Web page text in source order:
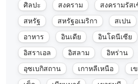
ศิลปะ
สงคราม
สงครามรัส
สหรัฐ
สหรัฐอเมริกา สเปน
อาหาร
อินเดีย อินโดนีเซีย
อิสราเอล
อิสลาม อิหร่าน
อุซเบกิสถาน
เกาหลีเหนือ เ